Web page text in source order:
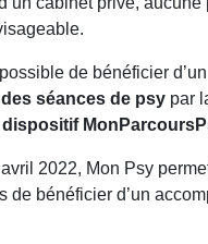
de bénéficier d’un
séances de psy par
dispositif
2022, Mon Psy
de bénéficier d’un